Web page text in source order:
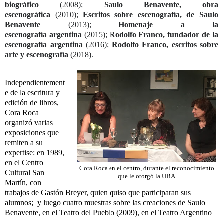
biográfico (2008); Saulo Benavente, obra
escenográfica (2010);Escritos sobre escenografía, de Saulo
Benavente (2013); Homenaje a la
escenografía argentina (2015); Rodolfo Franco, fundador de la
escenografía argentina (2016); Rodolfo Franco, escritos sobre
arte y escenografía (2018).
Cora Roca en el centro, durante el reconocimiento
que le otorgó la UBA
Independientement
e de la escritura y
edición de libros,
Cora Roca
organizó varias
exposiciones que
remiten a su
expertise: en 1989,
en el Centro
Cultural San
Martín, con
trabajos de Gastón Breyer, quien quiso que participaran sus
alumnos; y luego cuatro muestras sobre las creaciones de Saulo
Benavente, en el Teatro del Pueblo (2009), en el Teatro Argentino